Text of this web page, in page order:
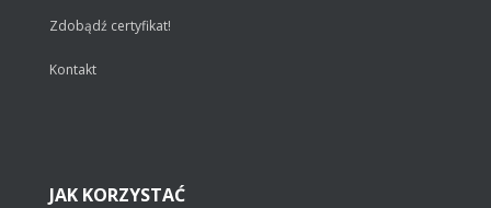
Zdobądź certyfikat!
Kontakt
JAK KORZYSTAĆ